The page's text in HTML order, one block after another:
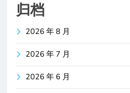
归档
2026 年 8 月
2026 年 7 月
2026 年 6 月